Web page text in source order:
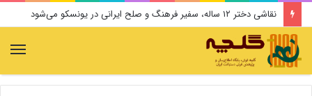
نقاشی دختر ۱۲ ساله، سفیر فرهنگ و صلح ایرانی در یونسکو می‌شود